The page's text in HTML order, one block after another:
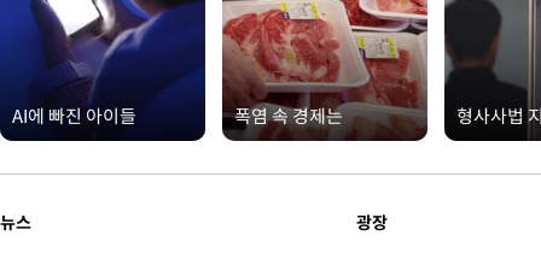
AI에 빠진 아이들 폭염 속 경제는 형사사법
뉴스 광장